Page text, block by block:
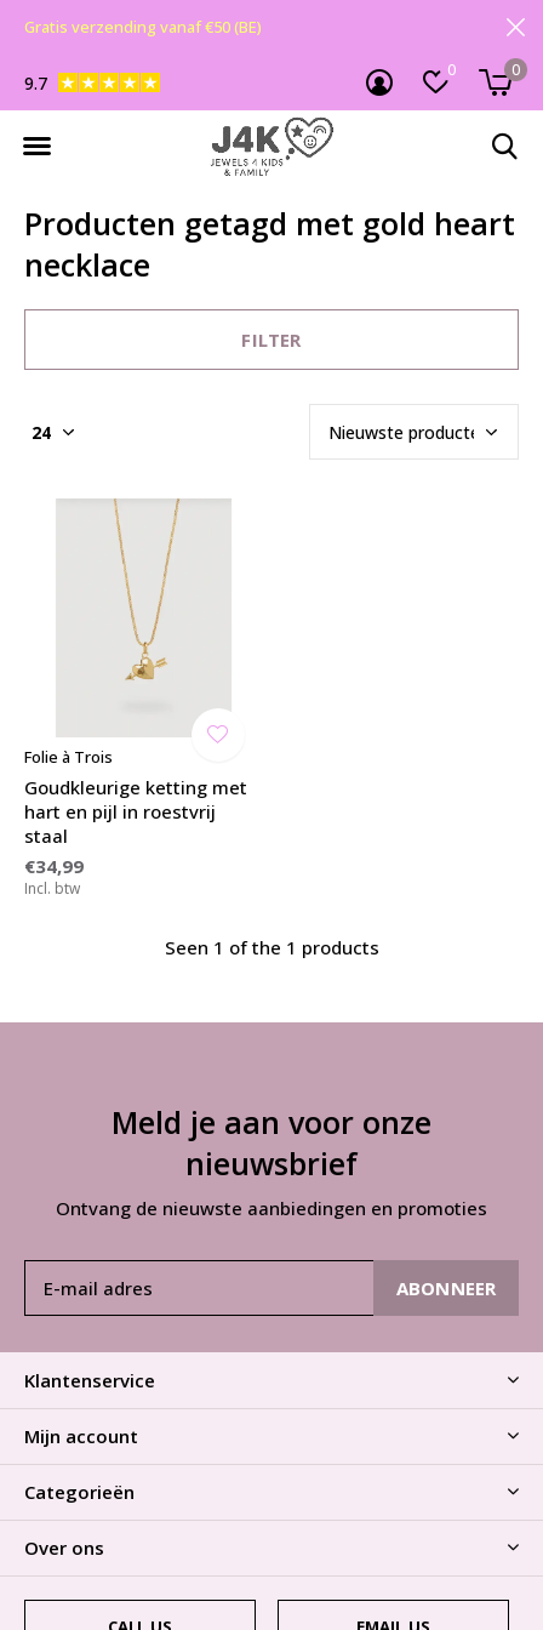
0 0
9.7
Gratis verzending vanaf €50 (BE)
Producten getagd met gold heart
necklace
FILTER
Folie à Trois
Goudkleurige ketting met
hart en pijl in roestvrij
staal
€34,99
Incl. btw
Seen 1 of the 1 products
Meld je aan voor onze
nieuwsbrief
Ontvang de nieuwste aanbiedingen en promoties
ABONNEER
Klantenservice
Mijn account
Categorieën
Over ons